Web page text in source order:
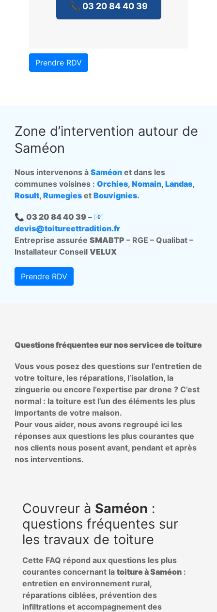
📞 03 20 84 40 39
Prendre RDV
Zone d’intervention autour de
Saméon
Nous intervenons à Saméon et dans les
communes voisines : Orchies, Nomain, Landas,
Rosult, Rumegies et Bouvignies.
📞 03 20 84 40 39 – 📧
devis@toitureettradition.fr
Entreprise assurée SMABTP – RGE – Qualibat –
Installateur Conseil VELUX
Prendre RDV
Questions fréquentes sur nos services de toiture
Vous vous posez des questions sur l’entretien de
votre toiture, les réparations, l’isolation, la
zinguerie ou encore l’expertise par drone ? C’est
normal : la toiture est l’un des éléments les plus
importants de votre maison.
Pour vous aider, nous avons regroupé ici les
réponses aux questions les plus courantes que
nos clients nous posent avant, pendant et après
nos interventions.
Couvreur à Saméon :
questions fréquentes sur
les travaux de toiture
Cette FAQ répond aux questions les plus
courantes concernant la toiture à Saméon :
entretien en environnement rural,
réparations ciblées, prévention des
infiltrations et accompagnement des